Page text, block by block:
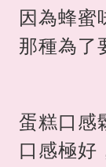
因為蜂蜜
那種為了
蛋糕口感
口感極好